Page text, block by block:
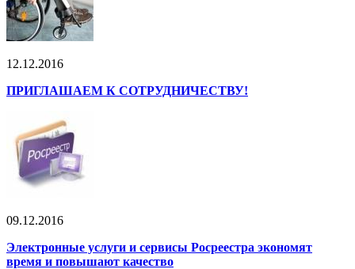
12.12.2016
ПРИГЛАШАЕМ К СОТРУДНИЧЕСТВУ!
09.12.2016
Электронные услуги и сервисы Росреестра экономят
время и повышают качество